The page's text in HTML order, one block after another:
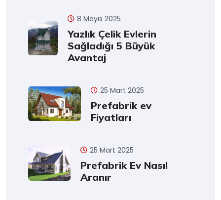
8 Mayıs 2025
Yazlık Çelik Evlerin
Sağladığı 5 Büyük
Avantaj
25 Mart 2025
Prefabrik ev
Fiyatları
25 Mart 2025
Prefabrik Ev Nasıl
Aranır